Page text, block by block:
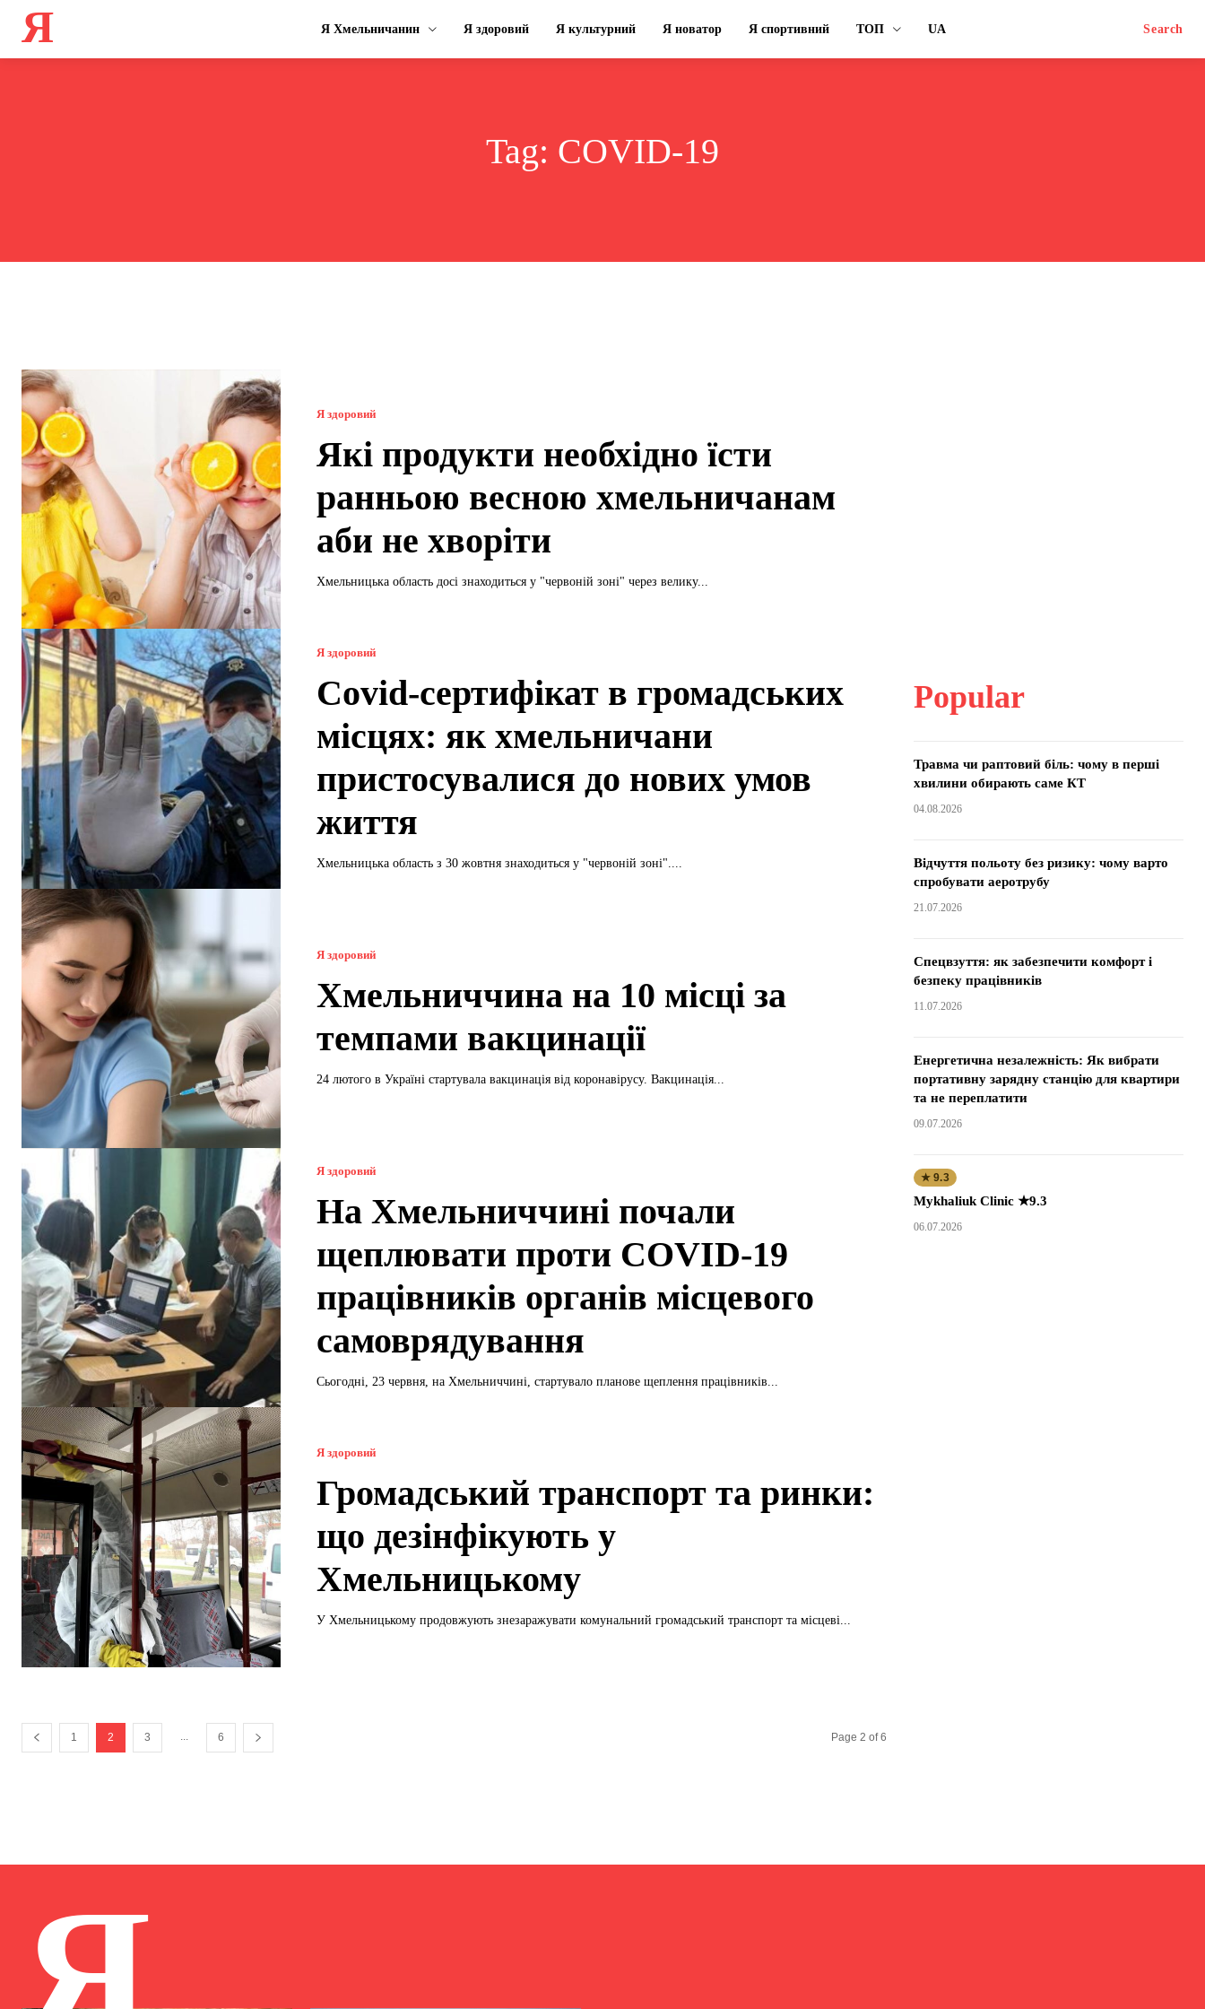
Я Я Хмельничанин Я здоровий Я культурний Я новатор Я спортивний ТОП UA Search
Tag: COVID-19
Я здоровий
Які продукти необхідно їсти
ранньою весною хмельничанам
аби не хворіти
Хмельницька область досі знаходиться у "червоній зоні" через велику...
Я здоровий
Covid-сертифікат в громадських
місцях: як хмельничани
пристосувалися до нових умов
життя
Хмельницька область з 30 жовтня знаходиться у "червоній зоні"....
Я здоровий
Хмельниччина на 10 місці за
темпами вакцинації
24 лютого в Україні стартувала вакцинація від коронавірусу. Вакцинація...
Я здоровий
На Хмельниччині почали
щеплювати проти COVID-19
працівників органів місцевого
самоврядування
Сьогодні, 23 червня, на Хмельниччині, стартувало планове щеплення працівників...
Я здоровий
Громадський транспорт та ринки:
що дезінфікують у
Хмельницькому
У Хмельницькому продовжують знезаражувати комунальний громадський транспорт та місцеві...
1 2 3 6 Page 2 of 6
Popular
Травма чи раптовий біль: чому в перші
хвилини обирають саме КТ
04.08.2026
Відчуття польоту без ризику: чому варто
спробувати аеротрубу
21.07.2026
Спецвзуття: як забезпечити комфорт і
безпеку працівників
11.07.2026
Енергетична незалежність: Як вибрати
портативну зарядну станцію для квартири
та не переплатити
09.07.2026
★ 9.3
Mykhaliuk Clinic ★9.3
06.07.2026